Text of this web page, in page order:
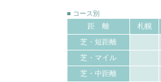
■ コース別
距 離 札幌
芝・短距離
芝・マイル
芝・中距離